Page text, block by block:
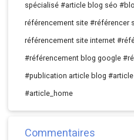
spécialisé#article blog séo
référencement site#référencer
référencement site internet
#référencement blog google
#publication article blog
#article_home
Commentaires